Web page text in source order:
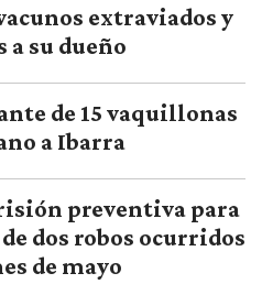
extraviados y
su dueño
de 15 vaquillonas
a Ibarra
preventiva para
dos robos ocurridos
de mayo